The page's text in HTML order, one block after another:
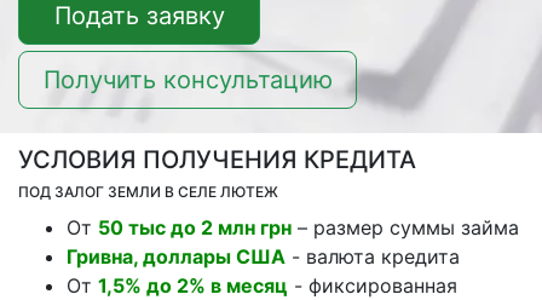
Подать заявку
Получить консультацию
УСЛОВИЯ ПОЛУЧЕНИЯ КРЕДИТА
ПОД ЗАЛОГ ЗЕМЛИ В СЕЛЕ ЛЮТЕЖ
От 50 тыс до 2 млн грн – размер суммы займа
Гривна, доллары США - валюта кредита
От 1,5% до 2% в месяц - фиксированная